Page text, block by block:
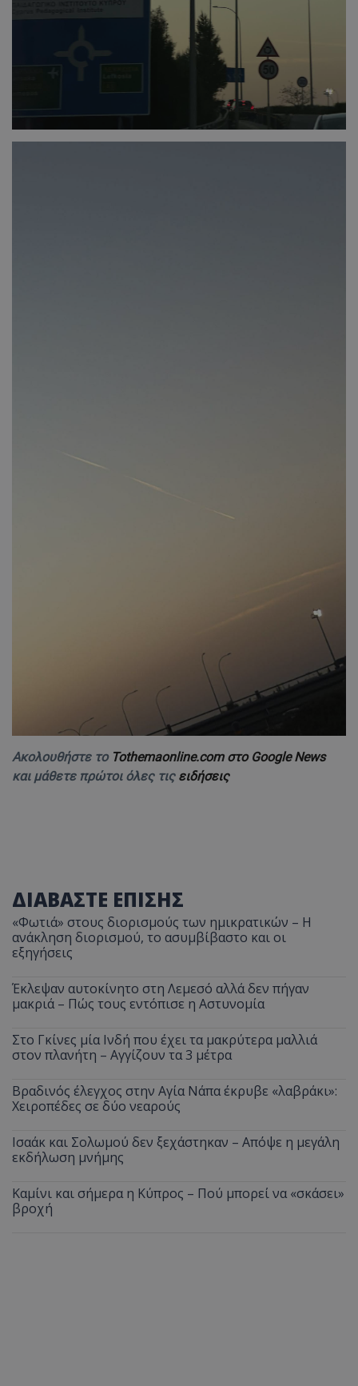
Ακολουθήστε το Tothemaonline.com στο Google News
και μάθετε πρώτοι όλες τις ειδήσεις
ΔΙΑΒΑΣΤΕ ΕΠΙΣΗΣ
«Φωτιά» στους διορισμούς των ημικρατικών – Η
ανάκληση διορισμού, το ασυμβίβαστο και οι
εξηγήσεις
Έκλεψαν αυτοκίνητο στη Λεμεσό αλλά δεν πήγαν
μακριά – Πώς τους εντόπισε η Αστυνομία
Στο Γκίνες μία Ινδή που έχει τα μακρύτερα μαλλιά
στον πλανήτη – Αγγίζουν τα 3 μέτρα
Βραδινός έλεγχος στην Αγία Νάπα έκρυβε «λαβράκι»:
Χειροπέδες σε δύο νεαρούς
Ισαάκ και Σολωμού δεν ξεχάστηκαν – Απόψε η μεγάλη
εκδήλωση μνήμης
Καμίνι και σήμερα η Κύπρος – Πού μπορεί να «σκάσει»
βροχή